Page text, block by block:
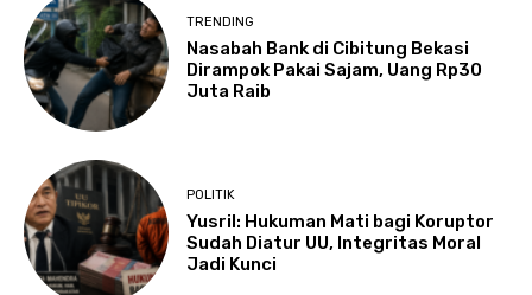
TRENDING
Nasabah Bank di Cibitung Bekasi
Dirampok Pakai Sajam, Uang Rp30
Juta Raib
POLITIK
Yusril: Hukuman Mati bagi Koruptor
Sudah Diatur UU, Integritas Moral
Jadi Kunci